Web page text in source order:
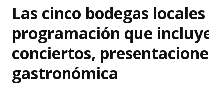
Las cinco bodegas
programación que
conciertos,
gastronómica